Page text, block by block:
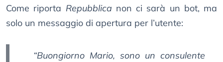
Come riporta Repubblica non ci sarà un bot, ma
solo un messaggio di apertura per l’utente:
“Buongiorno Mario, sono un consulente